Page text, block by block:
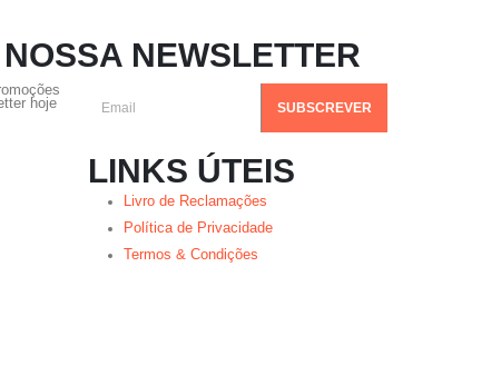
NEWSLETTER
hoje
LINKS ÚTEIS
Livro de Reclamações
Política de Privacidade
Termos & Condições